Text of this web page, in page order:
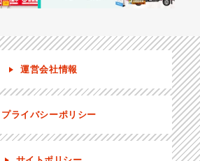
運営会社情報
プライバシーポリシー